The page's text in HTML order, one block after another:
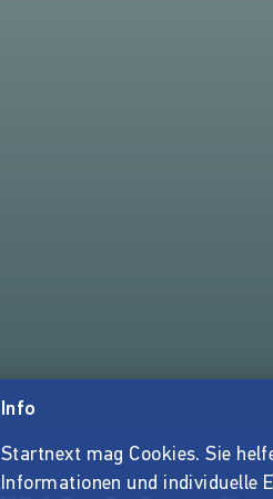
Info
Startnext mag Cookies. Sie
Informationen und individuelle